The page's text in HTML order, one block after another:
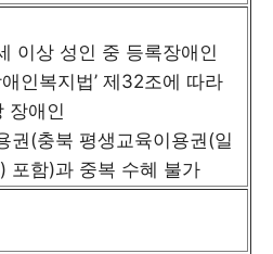
이상 성인 중 등록장애인
인복지법’ 제32조에 따라
장애인
권(충북 평생교육이용권(일
포함)과 중복 수혜 불가